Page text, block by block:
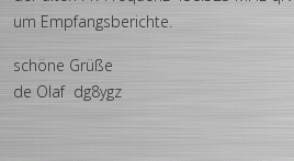
um Empfangsberichte.
schöne Grüße
de Olaf dg8ygz